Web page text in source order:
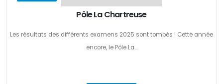
Pôle La Chartreuse
Les résultats des différents examens 2025 sont tombés ! Cette année
encore, le Pôle La...